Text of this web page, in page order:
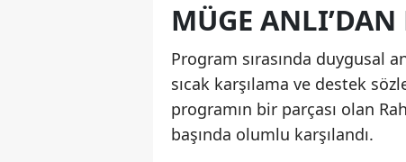
MÜGE ANLI’DAN
Program sırasında duygusal
sıcak karşılama ve destek
programın bir parçası olan
başında olumlu karşılandı.